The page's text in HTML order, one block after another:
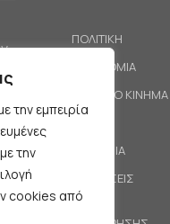
την εμπειρία
την
cookies από
ΠΟΛΙΤΙΚΗ
ΟΙΚΟΝΟΜΙΑ
ΕΡΓΑΤΙΚΟ ΚΙΝΗΜΑ
ΚΟΙΝΩΝΙΑ
ΠΡΟΤΑΣΕΙΣ